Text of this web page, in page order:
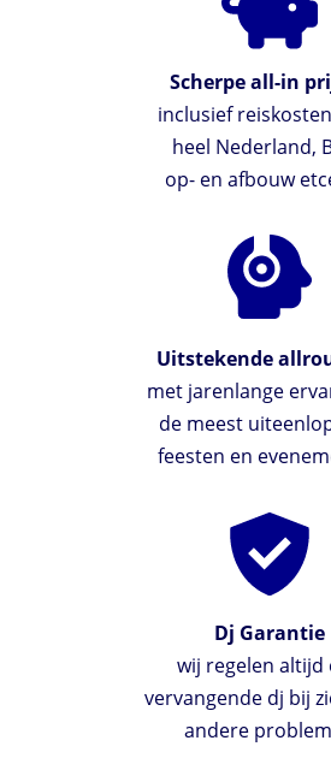
Scherpe all-in
inclusief
heel Nederland,
op- en afbouw
Uitstekende
met jarenlange
de meest
feesten en
Dj Garantie
wij regelen altijd
vervangende dj bij
andere